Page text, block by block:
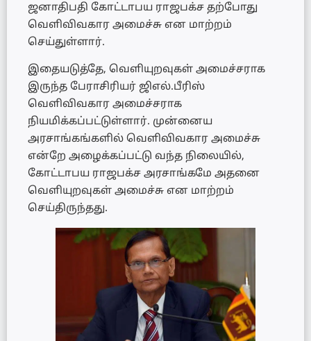
ஜனாதிபதி கோட்டாபய ராஜபக்ச தற்போது
வெளிவிவகார அமைச்சு என மாற்றம்
செய்துள்ளார்.
இதையடுத்தே, வெளியுறவுகள் அமைச்சராக
இருந்த பேராசிரியர் ஜிஎல்.பீரிஸ்
வெளிவிவகார அமைச்சராக
நியமிக்கப்பட்டுள்ளார். முன்னைய
அரசாங்கங்களில் வெளிவிவகார அமைச்சு
என்றே அழைக்கப்பட்டு வந்த நிலையில்,
கோட்டாபய ராஜபக்ச அரசாங்கமே அதனை
வெளியுறவுகள் அமைச்சு என மாற்றம்
செய்திருந்தது.